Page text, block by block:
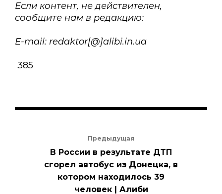
Если контент, не действителен,
сообщите нам в редакцию:
E-mail: redaktor[@]alibi.in.ua
385
Предыдущая
В России в результате ДТП
сгорел автобус из Донецка, в
котором находилось 39
человек | Алиби